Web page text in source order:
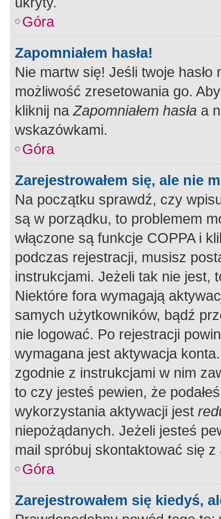
Góra
Zapomniałem hasła!
Nie martw się! Jeśli twoje
możliwość zresetowania go.
kliknij naZapomniałem hasła a
wskazówkami.
Góra
Zarejestrowałem się, ale nie
Na początku sprawdź, czy
są w porządku, to problemem
włączone są funkcje COPPA i
podczas rejestracji, musisz
instrukcjami. Jeżeli tak nie jest,
Niektóre fora wymagają
samych użytkowników, bądź
nie logować. Po rejestracji
wymagana jest aktywacja
zgodnie z instrukcjami w nim
to czy jesteś pewien, że
wykorzystania aktywacji jest
niepożądanych. Jeżeli jesteś
mail spróbuj skontaktować się
Góra
Zarejestrowałem się kiedyś,